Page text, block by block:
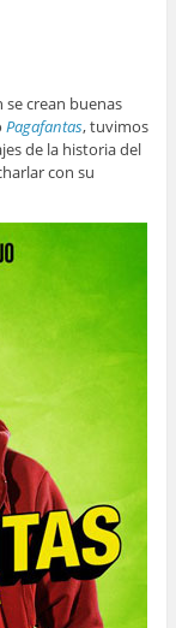
crean buenas
Pagafantas, tuvimos
de la historia del
con su